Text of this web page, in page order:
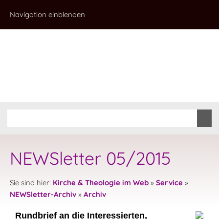
Navigation einblenden
NEWSletter 05/2015
Sie sind hier: Kirche & Theologie im Web » Service »
NEWSletter-Archiv » Archiv
Rundbrief an die Interessierten,